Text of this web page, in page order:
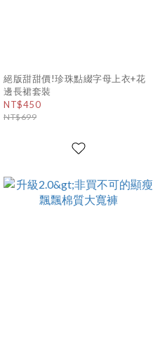
絕版甜甜價!珍珠點綴字母上衣+花
邊長裙套裝
NT$450
NT$699